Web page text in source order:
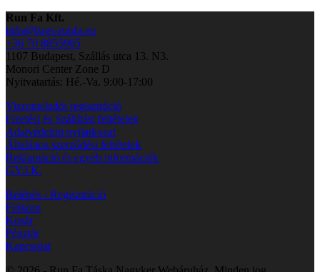
Run Fa Kft.
info@bags-runfa.eu
+36 70 8855905
1107 Budapest, Szállás utca 13. N3.
Monori Center Zone D
Nyitvatartás: Hé.-Va. 9:00-17:00
Viszonteladói regisztráció
Fizetési és Szállítási feltételek
Adatvédelmi nyilatkozat
Általános szerződési feltételek
Reklamáció és egyéb információk
GY.I.K.
Belépés / Regisztráció
Fiókom
Kosár
Pénztár
Kapcsolat